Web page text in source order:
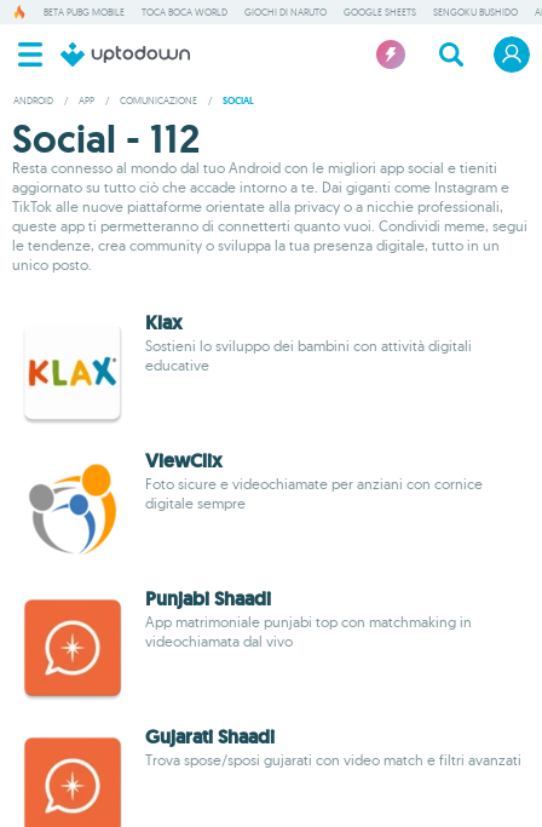
BETA PUBG MOBILE TOCA BOCA WORLD GIOCHI DI NARUTO GOOGLE SHEETS SENGOKU BUSHIDO
ANDROID / APP / COMUNICAZIONE / SOCIAL
Social - 112
Resta connesso al mondo dal tuo Android con le migliori app social e tieniti
aggiornato su tutto ciò che accade intorno a te. Dai giganti come Instagram e
TikTok alle nuove piattaforme orientate alla privacy o a nicchie professionali,
queste app ti permetteranno di connetterti quanto vuoi. Condividi meme, segui
le tendenze, crea community o sviluppa la tua presenza digitale, tutto in un
unico posto.
Klax
Sostieni lo sviluppo dei bambini con attività digitali
educative
ViewClix
Foto sicure e videochiamate per anziani con cornice
digitale sempre
Punjabi Shaadi
App matrimoniale punjabi top con matchmaking in
videochiamata dal vivo
Gujarati Shaadi
Trova spose/sposi gujarati con video match e filtri avanzati